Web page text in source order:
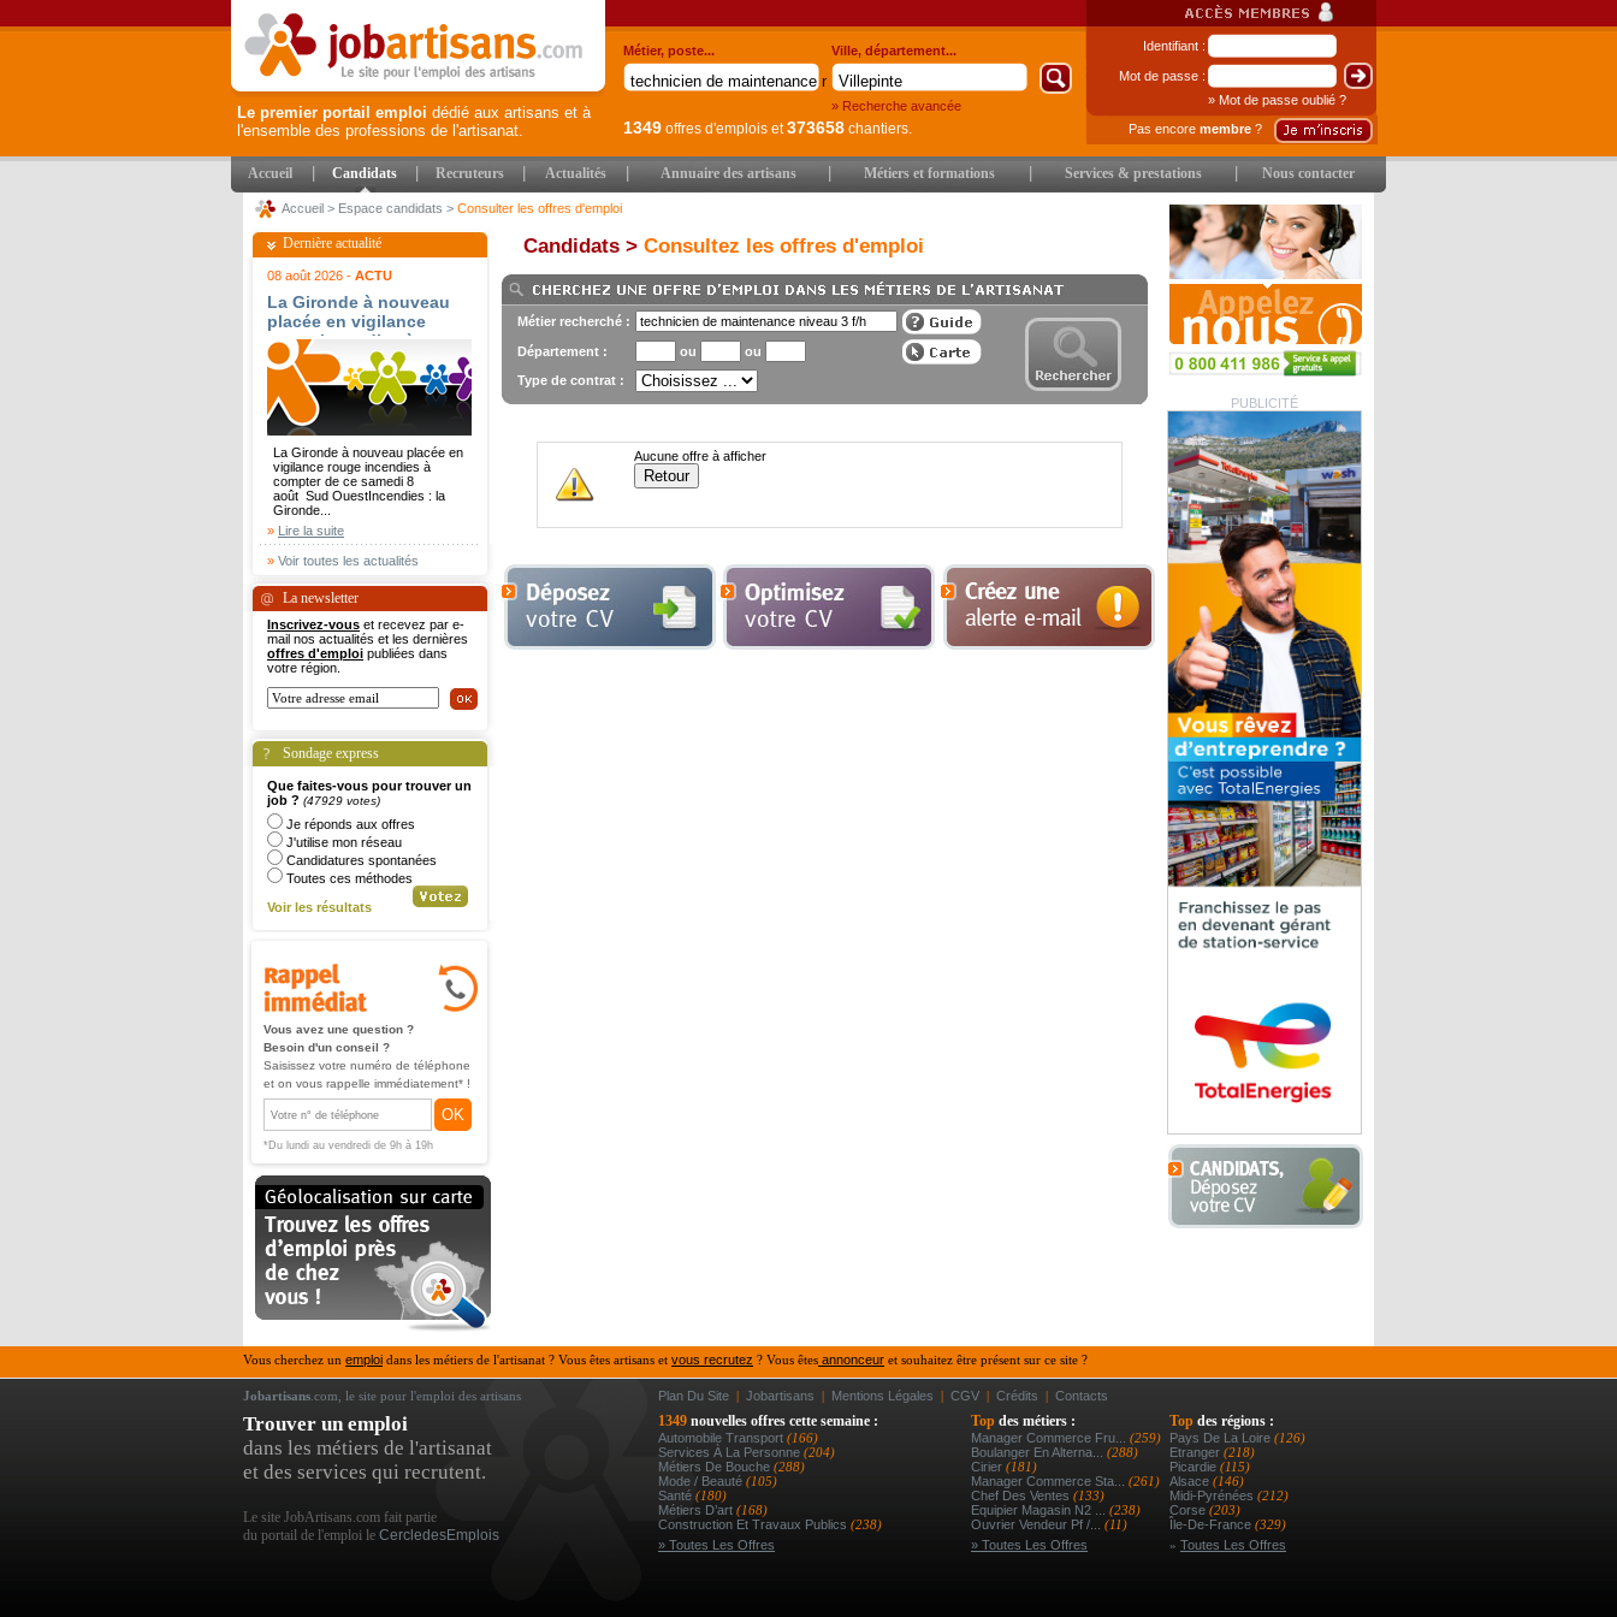
Le premier portail emploi dédié aux artisans et à
l'ensemble des professions de l'artisanat.
Identifiant :
Mot de passe :
» Mot de passe oublié ?
Pas encore membre ?
Métier, poste... Ville, département...
» Recherche avancée
1349 offres d'emplois et373658 chantiers.
Accueil Candidats Recruteurs Actualités Annuaire des artisans Métiers et formations Services & prestations Nous contacter
Accueil > Espace candidats > Consulter les offres d'emploi
PUBLICITÉ
Dernière actualité
08 août 2026 - ACTU
La Gironde à nouveau
placée en vigilance
rouge incendies à
compter de ce samedi 8
août - Sud Ouest
La Gironde à nouveau placée en
vigilance rouge incendies à
compter de ce samedi 8
août Sud OuestIncendies : la
Gironde...
» Lire la suite
» Voir toutes les actualités
La newsletter
Inscrivez-vous et recevez par e-
mail nos actualités et les dernières
offres d'emploi publiées dans
votre région.
Sondage express
Que faites-vous pour trouver un
job ? (47929 votes)
Je réponds aux offres
J'utilise mon réseau
Candidatures spontanées
Toutes ces méthodes
Voir les résultats
Vous avez une question ?
Besoin d'un conseil ?
Saisissez votre numéro de téléphone
et on vous rappelle immédiatement* !
OK
*Du lundi au vendredi de 9h à 19h
Candidats > Consultez les offres d'emploi
Métier recherché :
Département : ou
ou
Type de contrat :
Aucune offre à afficher
Vous cherchez un emploi dans les métiers de l'artisanat ? Vous êtes artisans et vous recrutez ? Vous êtes annonceur et souhaitez être présent sur ce site ?
Jobartisans .com, le site pour l'emploi des artisans Plan Du Site | Jobartisans | Mentions Légales | CGV | Crédits | Contacts
Trouver un emploi
dans les métiers de l'artisanat
et des services qui recrutent.
Le site JobArtisans.com fait partie
du portail de l'emploi le CercledesEmplois
1349 nouvelles offres cette semaine :
Automobile Transport (166)
Services À La Personne (204)
Métiers De Bouche (288)
Mode / Beauté (105)
Santé (180)
Métiers D’art (168)
Construction Et Travaux Publics (238)
» Toutes Les Offres
Top des métiers :
Manager Commerce Fru... (259)
Boulanger En Alterna... (288)
Cirier (181)
Manager Commerce Sta... (261)
Chef Des Ventes (133)
Equipier Magasin N2 ... (238)
Ouvrier Vendeur Pf /... (11)
» Toutes Les Offres
Top des régions :
Pays De La Loire (126)
Etranger (218)
Picardie (115)
Alsace (146)
Midi-Pyrénées (212)
Corse (203)
Île-De-France (329)
» Toutes Les Offres